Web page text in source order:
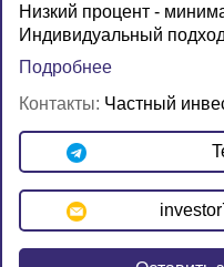
Низкий процент -
Индивидуальный
Подробнее
Контакты: Частный